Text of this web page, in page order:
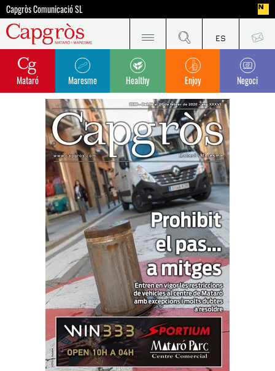
Capgròs Comunicació SL
Mataró Maresme Healthy Enjoy Negoci